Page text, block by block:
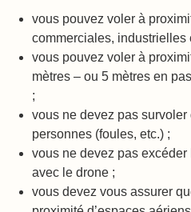
vous pouvez voler à
commerciales, industrielles
vous pouvez voler à
mètres – ou 5 mètres en
;
vous ne devez pas
personnes (foules, etc.) ;
vous ne devez pas
avec le drone ;
vous devez vous assurer